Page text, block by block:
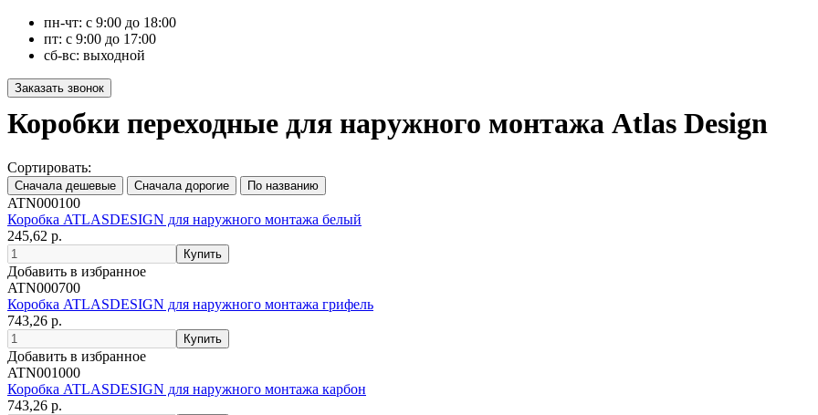
пн-чт: с 9:00 до 18:00
пт: с 9:00 до 17:00
сб-вс: выходной
Коробки переходные для наружного монтажа Atlas Design
Сортировать:
ATN000100
Коробка ATLASDESIGN для наружного монтажа белый
245,62 р.
Добавить в избранное
ATN000700
Коробка ATLASDESIGN для наружного монтажа грифель
743,26 р.
Добавить в избранное
ATN001000
Коробка ATLASDESIGN для наружного монтажа карбон
743,26 р.